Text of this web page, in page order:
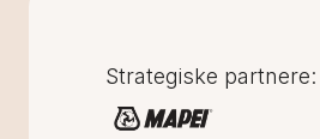
Strategiske partnere: